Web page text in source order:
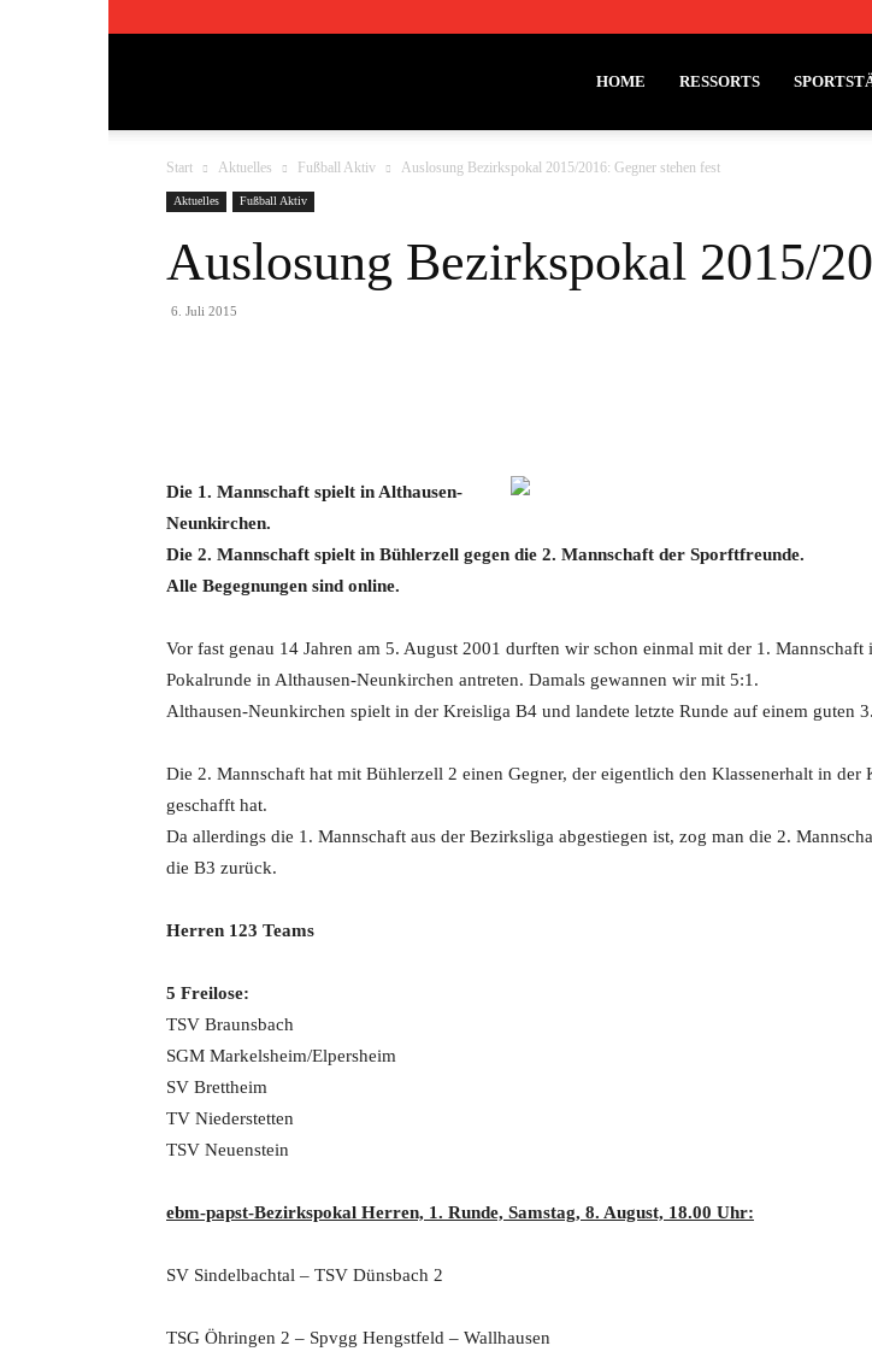
Pfedelbach
1911
HOME RESSORTS
Start Aktuelles Fußball Aktiv Auslosung Bezirkspokal 2015/2016: Gegner stehen fest
Aktuelles Fußball Aktiv
Auslosung Bezirkspokal 2015/
6. Juli 2015
Die 1. Mannschaft spielt in Althausen-
Neunkirchen.
Die 2. Mannschaft spielt in Bühlerzell gegen die 2. Mannschaft der Sporftfreunde.
Alle Begegnungen sind online.
Vor fast genau 14 Jahren am 5. August 2001 durften wir schon einmal mit der 1. Mannschaft
Pokalrunde in Althausen-Neunkirchen antreten. Damals gewannen wir mit 5:1.
Althausen-Neunkirchen spielt in der Kreisliga B4 und landete letzte Runde auf einem guten
Die 2. Mannschaft hat mit Bühlerzell 2 einen Gegner, der eigentlich den Klassenerhalt in der
geschafft hat.
Da allerdings die 1. Mannschaft aus der Bezirksliga abgestiegen ist, zog man die 2.
die B3 zurück.
Herren 123 Teams
5 Freilose:
TSV Braunsbach
SGM Markelsheim/Elpersheim
SV Brettheim
TV Niederstetten
TSV Neuenstein
ebm-papst-Bezirkspokal Herren, 1. Runde, Samstag, 8. August, 18.00 Uhr:
SV Sindelbachtal – TSV Dünsbach 2
TSG Öhringen 2 – Spvgg Hengstfeld – Wallhausen